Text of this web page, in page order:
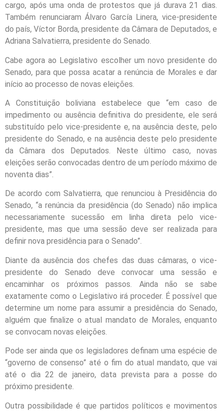
cargo, após uma onda de protestos que já durava 21 dias.
Também renunciaram Álvaro García Linera, vice-presidente
do país, Víctor Borda, presidente da Câmara de Deputados, e
Adriana Salvatierra, presidente do Senado.
Cabe agora ao Legislativo escolher um novo presidente do
Senado, para que possa acatar a renúncia de Morales e dar
início ao processo de novas eleições.
A Constituição boliviana estabelece que “em caso de
impedimento ou ausência definitiva do presidente, ele será
substituído pelo vice-presidente e, na ausência deste, pelo
presidente do Senado, e na ausência deste pelo presidente
da Câmara dos Deputados. Neste último caso, novas
eleições serão convocadas dentro de um período máximo de
noventa dias”.
De acordo com Salvatierra, que renunciou à Presidência do
Senado, “a renúncia da presidência (do Senado) não implica
necessariamente sucessão em linha direta pelo vice-
presidente, mas que uma sessão deve ser realizada para
definir nova presidência para o Senado”.
Diante da ausência dos chefes das duas câmaras, o vice-
presidente do Senado deve convocar uma sessão e
encaminhar os próximos passos. Ainda não se sabe
exatamente como o Legislativo irá proceder. É possível que
determine um nome para assumir a presidência do Senado,
alguém que finalize o atual mandato de Morales, enquanto
se convocam novas eleições.
Pode ser ainda que os legisladores definam uma espécie de
“governo de consenso” até o fim do atual mandato, que vai
até o dia 22 de janeiro, data prevista para a posse do
próximo presidente.
Outra possibilidade é que partidos políticos e movimentos